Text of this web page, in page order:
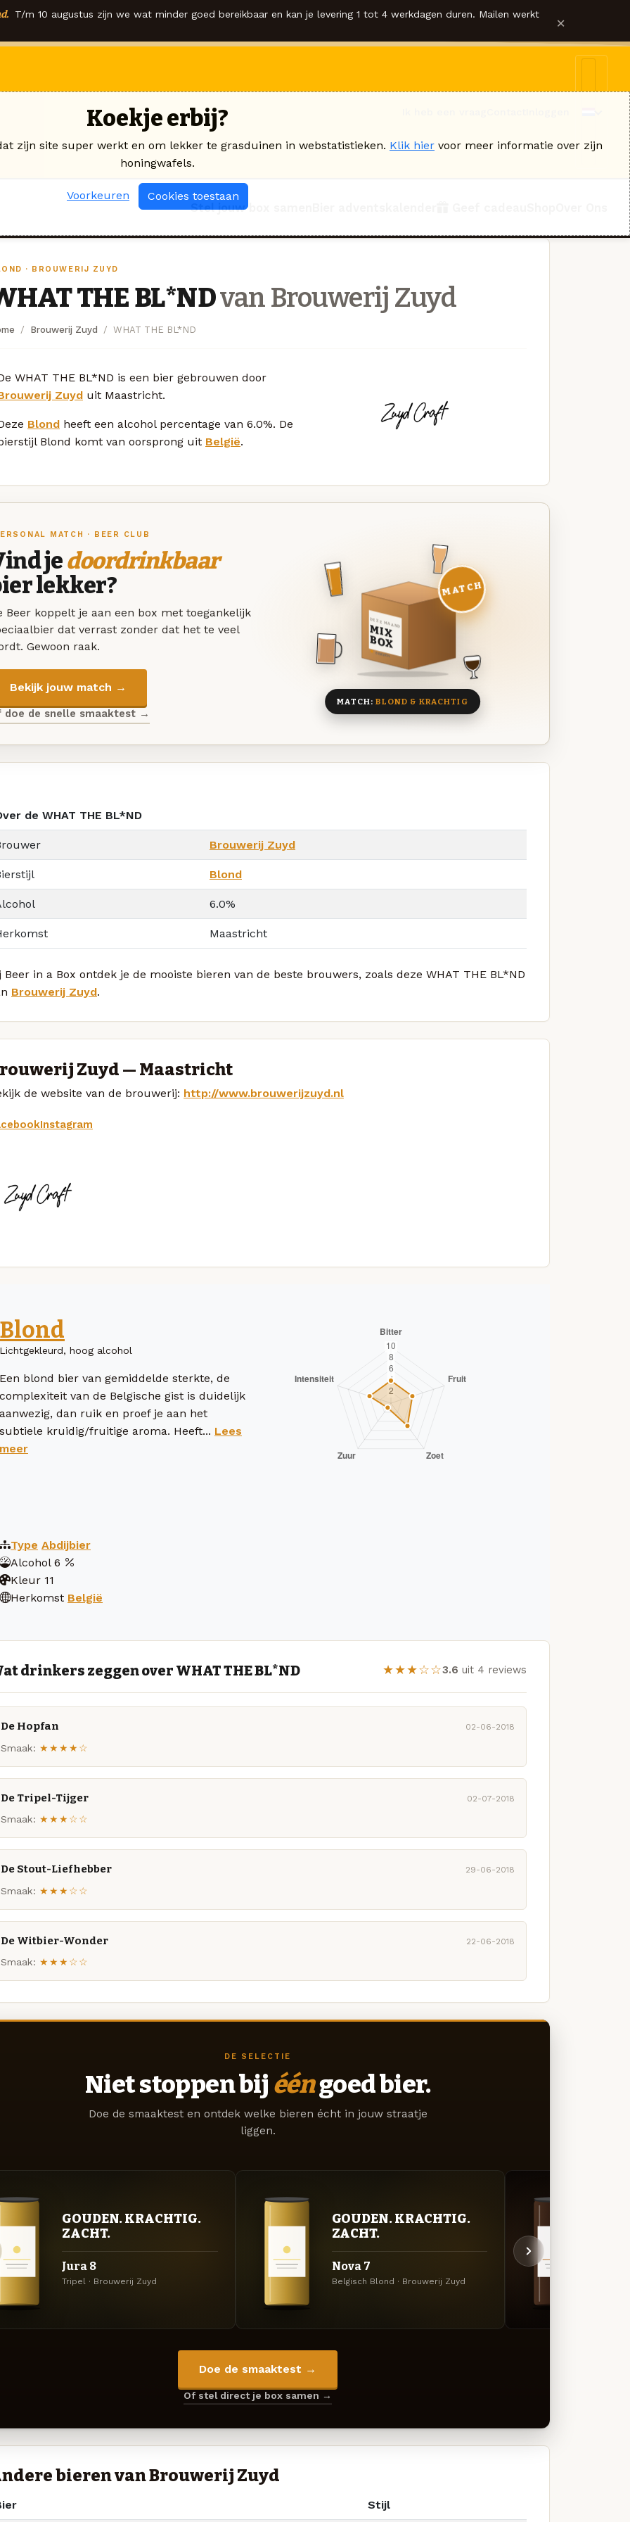
T/m 10 augustus zijn we wat minder goed bereikbaar en kan je levering 1 tot 4 werkdagen duren. Mailen werkt ×
Stel jouw box samen
· BROUWERIJ ZUYD
THE BL*NDvan Brouwerij Zuyd
Brouwerij Zuyd WHAT THE BL*ND
WHAT THE BL*ND is een bier gebrouwen door
Zuyd uit Maastricht.
Blond heeft een alcohol percentage van 6.0%. De
Blond komt van oorsprong uit België.
MATCH · BEER CLUB
jedoordrinkbaar
lekker?
Beer koppelt je aan een box met toegankelijk
dat verrast zonder dat het te veel
Gewoon raak.
Bekijk jouw match →
doe de snelle smaaktest →
DEZE MAAND
MIX
BOX
8 BIEREN
MATCH
MATCH:BLOND & KRACHTIG
de WHAT THE BL*ND
Brouwerij Zuyd
Blond
6.0%
Maastricht
Beer in a Box ontdek je de mooiste bieren van de beste brouwers, zoals deze WHAT THE BL*ND
Brouwerij Zuyd.
Zuyd — Maastricht
de website van de brouwerij: http://www.brouwerijzuyd.nl
Instagram
Blond
Lichtgekleurd, hoog alcohol
Een blond bier van gemiddelde sterkte, de
complexiteit van de Belgische gist is duidelijk
aanwezig, dan ruik en proef je aan het
subtiele kruidig/fruitige aroma. Heeft... Lees
meer
Type Abdijbier
Alcohol 6
Kleur 11
Herkomst België
drinkers zeggen over WHAT THE BL*ND ★★★☆☆3.6 uit 4 reviews
De Hopfan 02-06-2018
Smaak: ★★★★☆
De Tripel-Tijger 02-07-2018
Smaak: ★★★☆☆
De Stout-Liefhebber 29-06-2018
Smaak: ★★★☆☆
De Witbier-Wonder 22-06-2018
Smaak: ★★★☆☆
DE SELECTIE
Niet stoppen bij ééngoed bier.
Doe de smaaktest en ontdek welke bieren écht in jouw straatje
liggen.
GOUDEN. KRACHTIG.
ZACHT.
Jura 8
Tripel · Brouwerij Zuyd
GOUDEN. KRACHTIG.
ZACHT.
Nova 7
Belgisch Blond · Brouwerij Zuyd
Doe de smaaktest →
Of stel direct je box samen →
bieren van Brouwerij Zuyd
Stijl
Koekje erbij?
zijn site super werkt en om lekker te grasduinen in webstatistieken. Klik hier voor meer informatie over zijn
honingwafels.
Voorkeuren Cookies toestaan